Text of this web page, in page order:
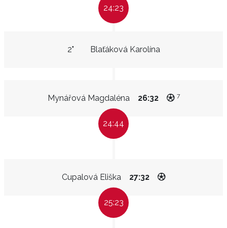
24:23
Blaťáková Karolína
2"
Mynářová Magdaléna 26:32 7
24:44
Cupalová Eliška 27:32
25:23